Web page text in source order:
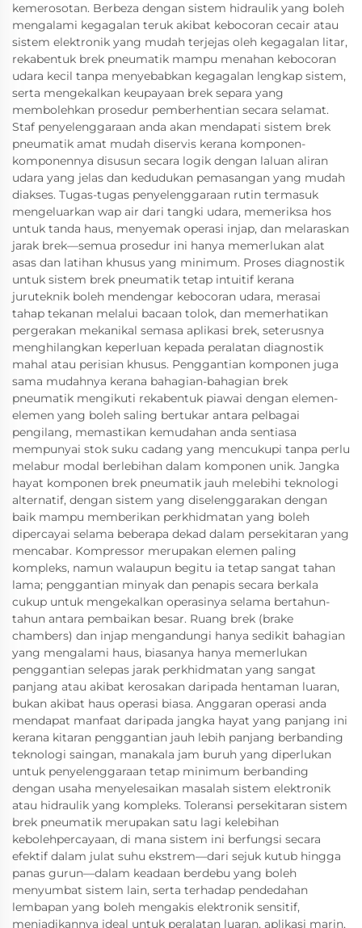
kemerosotan. Berbeza dengan sistem hidraulik yang boleh
mengalami kegagalan teruk akibat kebocoran cecair atau
sistem elektronik yang mudah terjejas oleh kegagalan litar,
rekabentuk brek pneumatik mampu menahan kebocoran
udara kecil tanpa menyebabkan kegagalan lengkap sistem,
serta mengekalkan keupayaan brek separa yang
membolehkan prosedur pemberhentian secara selamat.
Staf penyelenggaraan anda akan mendapati sistem brek
pneumatik amat mudah diservis kerana komponen-
komponennya disusun secara logik dengan laluan aliran
udara yang jelas dan kedudukan pemasangan yang mudah
diakses. Tugas-tugas penyelenggaraan rutin termasuk
mengeluarkan wap air dari tangki udara, memeriksa hos
untuk tanda haus, menyemak operasi injap, dan melaraskan
jarak brek—semua prosedur ini hanya memerlukan alat
asas dan latihan khusus yang minimum. Proses diagnostik
untuk sistem brek pneumatik tetap intuitif kerana
juruteknik boleh mendengar kebocoran udara, merasai
tahap tekanan melalui bacaan tolok, dan memerhatikan
pergerakan mekanikal semasa aplikasi brek, seterusnya
menghilangkan keperluan kepada peralatan diagnostik
mahal atau perisian khusus. Penggantian komponen juga
sama mudahnya kerana bahagian-bahagian brek
pneumatik mengikuti rekabentuk piawai dengan elemen-
elemen yang boleh saling bertukar antara pelbagai
pengilang, memastikan kemudahan anda sentiasa
mempunyai stok suku cadang yang mencukupi tanpa perlu
melabur modal berlebihan dalam komponen unik. Jangka
hayat komponen brek pneumatik jauh melebihi teknologi
alternatif, dengan sistem yang diselenggarakan dengan
baik mampu memberikan perkhidmatan yang boleh
dipercayai selama beberapa dekad dalam persekitaran yang
mencabar. Kompressor merupakan elemen paling
kompleks, namun walaupun begitu ia tetap sangat tahan
lama; penggantian minyak dan penapis secara berkala
cukup untuk mengekalkan operasinya selama bertahun-
tahun antara pembaikan besar. Ruang brek (brake
chambers) dan injap mengandungi hanya sedikit bahagian
yang mengalami haus, biasanya hanya memerlukan
penggantian selepas jarak perkhidmatan yang sangat
panjang atau akibat kerosakan daripada hentaman luaran,
bukan akibat haus operasi biasa. Anggaran operasi anda
mendapat manfaat daripada jangka hayat yang panjang ini
kerana kitaran penggantian jauh lebih panjang berbanding
teknologi saingan, manakala jam buruh yang diperlukan
untuk penyelenggaraan tetap minimum berbanding
dengan usaha menyelesaikan masalah sistem elektronik
atau hidraulik yang kompleks. Toleransi persekitaran sistem
brek pneumatik merupakan satu lagi kelebihan
kebolehpercayaan, di mana sistem ini berfungsi secara
efektif dalam julat suhu ekstrem—dari sejuk kutub hingga
panas gurun—dalam keadaan berdebu yang boleh
menyumbat sistem lain, serta terhadap pendedahan
lembapan yang boleh mengakis elektronik sensitif,
menjadikannya ideal untuk peralatan luaran, aplikasi marin,